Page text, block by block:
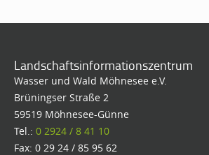
Landschaftsinformationszentrum
Wasser und Wald Möhnesee e.V.
Brüningser Straße 2
59519 Möhnesee-Günne
Tel.: 0 2924 / 8 41 10
Fax: 0 29 24 / 85 95 62